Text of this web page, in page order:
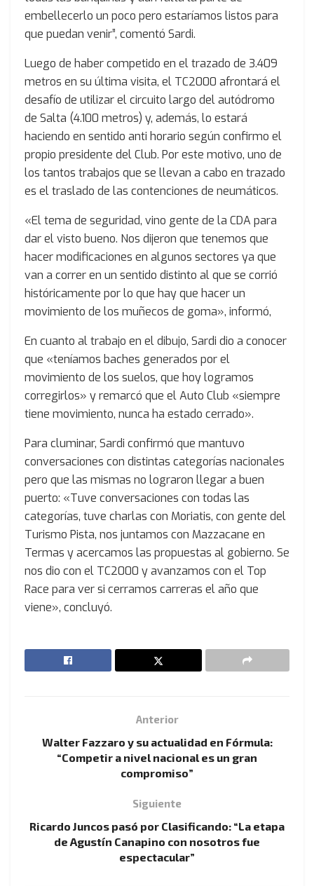
embellecerlo un poco pero estaríamos listos para
que puedan venir”, comentó Sardi.
Luego de haber competido en el trazado de 3.409
metros en su última visita, el TC2000 afrontará el
desafío de utilizar el circuito largo del autódromo
de Salta (4.100 metros) y, además, lo estará
haciendo en sentido anti horario según confirmo el
propio presidente del Club. Por este motivo, uno de
los tantos trabajos que se llevan a cabo en trazado
es el traslado de las contenciones de neumáticos.
«El tema de seguridad, vino gente de la CDA para
dar el visto bueno. Nos dijeron que tenemos que
hacer modificaciones en algunos sectores ya que
van a correr en un sentido distinto al que se corrió
históricamente por lo que hay que hacer un
movimiento de los muñecos de goma», informó,
En cuanto al trabajo en el dibujo, Sardi dio a conocer
que «teníamos baches generados por el
movimiento de los suelos, que hoy logramos
corregirlos» y remarcó que el Auto Club «siempre
tiene movimiento, nunca ha estado cerrado».
Para cluminar, Sardi confirmó que mantuvo
conversaciones con distintas categorías nacionales
pero que las mismas no lograron llegar a buen
puerto: «Tuve conversaciones con todas las
categorías, tuve charlas con Moriatis, con gente del
Turismo Pista, nos juntamos con Mazzacane en
Termas y acercamos las propuestas al gobierno. Se
nos dio con el TC2000 y avanzamos con el Top
Race para ver si cerramos carreras el año que
viene», concluyó.
Anterior
Walter Fazzaro y su actualidad en Fórmula:
“Competir a nivel nacional es un gran
compromiso”
Siguiente
Ricardo Juncos pasó por Clasificando: “La etapa
de Agustín Canapino con nosotros fue
espectacular”